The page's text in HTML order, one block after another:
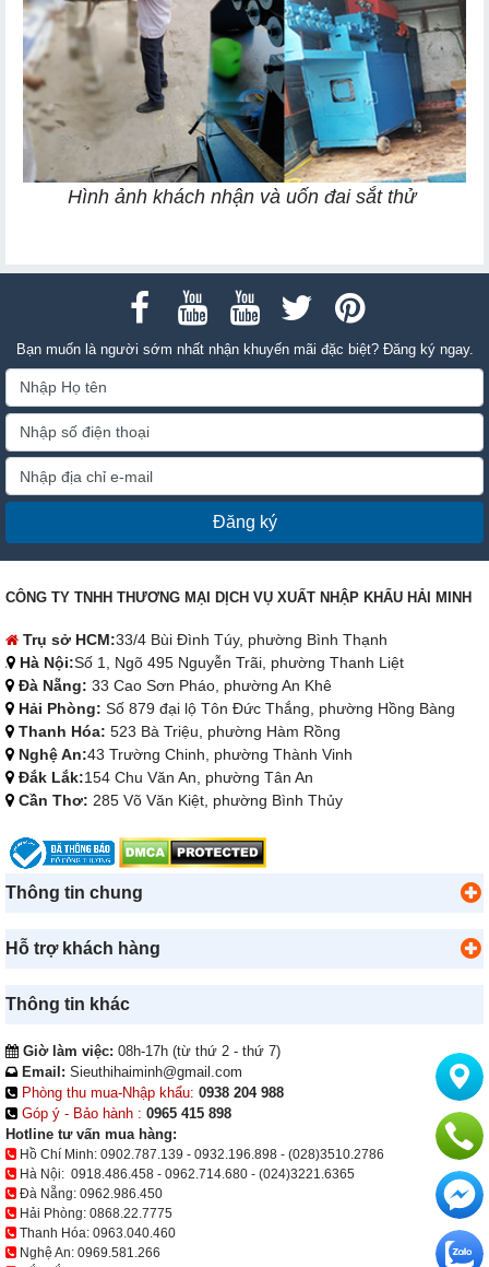
Hình ảnh khách nhận và uốn đai sắt thử
Bạn muốn là người sớm nhất nhận khuyến mãi đặc biệt? Đăng ký ngay.
Đăng ký
CÔNG TY TNHH THƯƠNG MẠI DỊCH VỤ XUẤT NHẬP KHẨU HẢI MINH
Trụ sở HCM:33/4 Bùi Đình Túy, phường Bình Thạnh
Hà Nội:Số 1, Ngõ 495 Nguyễn Trãi, phường Thanh Liệt
Đà Nẵng: 33 Cao Sơn Pháo, phường An Khê
Hải Phòng: Số 879 đại lộ Tôn Đức Thắng, phường Hồng Bàng
Thanh Hóa: 523 Bà Triệu, phường Hàm Rồng
Nghệ An:43 Trường Chinh, phường Thành Vinh
Đắk Lắk:154 Chu Văn An, phường Tân An
Cần Thơ: 285 Võ Văn Kiệt, phường Bình Thủy
Thông tin chung
Hỗ trợ khách hàng
Thông tin khác
Giờ làm việc: 08h-17h (từ thứ 2 - thứ 7)
Email: Sieuthihaiminh@gmail.com
Phòng thu mua-Nhập khẩu: 0938 204 988
Góp ý - Bảo hành : 0965 415 898
Hotline tư vấn mua hàng:
Hồ Chí Minh: 0902.787.139 - 0932.196.898 - (028)3510.2786
Hà Nội: 0918.486.458 - 0962.714.680 - (024)3221.6365
Đà Nẵng: 0962.986.450
Hải Phòng: 0868.22.7775
Thanh Hóa: 0963.040.460
Nghệ An: 0969.581.266